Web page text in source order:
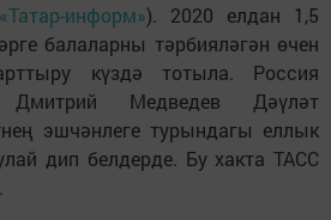
«Татар-информ»). 2020 елдан 1,5
балаларны тәрбияләгән өчен
күздә тотыла. Россия
Дмитрий Медведев Дәүләт
эшчәнлеге турындагы еллык
дип белдерде. Бу хакта ТАСС